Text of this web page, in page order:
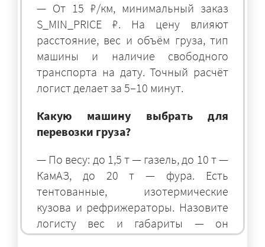
— От 15 ₽/км, минимальный заказ
S_MIN_PRICE ₽. На цену влияют
расстояние, вес и объём груза, тип
машины и наличие свободного
транспорта на дату. Точный расчёт
логист делает за 5–10 минут.
Какую машину выбрать для
перевозки груза?
— По весу: до 1,5 т — газель, до 10 т —
КамАЗ, до 20 т — фура. Есть
тентованные, изотермические
кузова и рефрижераторы. Назовите
логисту вес и габариты — он
подберёт оптимальный транспорт.